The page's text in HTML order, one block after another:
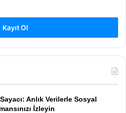
Kayıt Ol
Anlık Verilerle Sosyal
İzleyin